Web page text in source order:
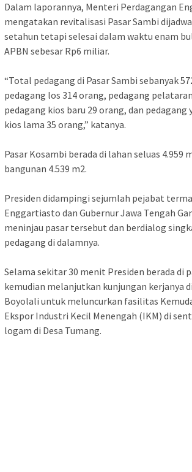
Dalam laporannya, Menteri Perdagangan
mengatakan revitalisasi Pasar Sambi
setahun tetapi selesai dalam waktu enam
APBN sebesar Rp6 miliar.
“Total pedagang di Pasar Sambi sebanyak
pedagang los 314 orang, pedagang
pedagang kios baru 29 orang, dan
kios lama 35 orang,” katanya.
Pasar Kosambi berada di lahan seluas 4.959
bangunan 4.539 m2.
Presiden didampingi sejumlah pejabat
Enggartiasto dan Gubernur Jawa Tengah
meninjau pasar tersebut dan berdialog
pedagang di dalamnya.
Selama sekitar 30 menit Presiden berada di
kemudian melanjutkan kunjungan kerjanya
Boyolali untuk meluncurkan fasilitas
Ekspor Industri Kecil Menengah (IKM) di
logam di Desa Tumang.